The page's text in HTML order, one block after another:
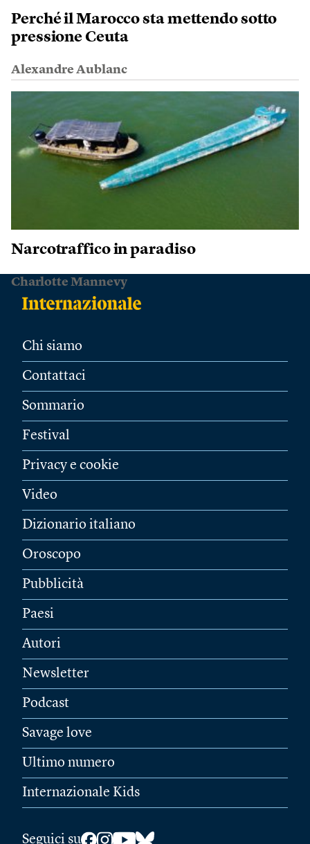
Perché il Marocco sta mettendo sotto
pressione Ceuta
Alexandre Aublanc
Narcotraffico in paradiso
Charlotte Mannevy
Chi siamo
Contattaci
Sommario
Festival
Privacy e cookie
Video
Dizionario italiano
Oroscopo
Pubblicità
Paesi
Autori
Newsletter
Podcast
Savage love
Ultimo numero
Internazionale Kids
Seguici su